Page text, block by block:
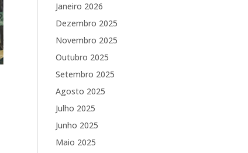
Janeiro 2026
Dezembro 2025
Novembro 2025
Outubro 2025
Setembro 2025
Agosto 2025
Julho 2025
Junho 2025
Maio 2025